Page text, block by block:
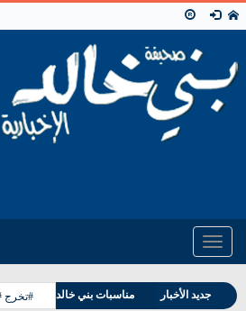
Toggle
navigation
جديد الأخبار
وفيات بني خالد
مناسبات بني خالد #تخرج